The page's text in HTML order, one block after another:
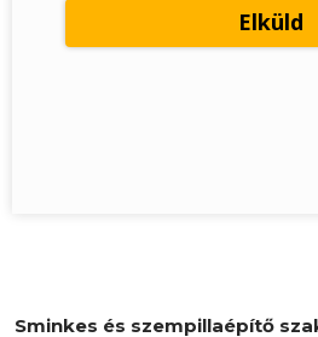
Sminkes és szempillaépítő